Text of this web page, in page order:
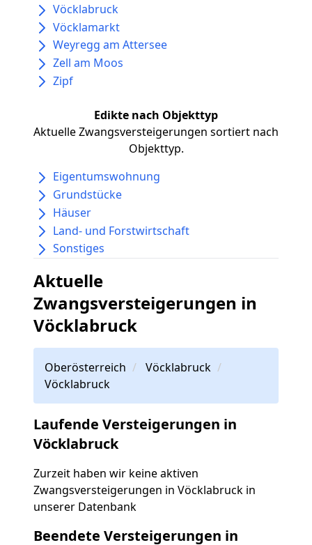
Vöcklabruck
Vöcklamarkt
Weyregg am Attersee
Zell am Moos
Zipf
Edikte nach Objekttyp
Aktuelle Zwangsversteigerungen sortiert nach
Objekttyp.
Eigentumswohnung
Grundstücke
Häuser
Land- und Forstwirtschaft
Sonstiges
Aktuelle
Zwangsversteigerungen in
Vöcklabruck
Oberösterreich
Vöcklabruck
Vöcklabruck
Laufende Versteigerungen in
Vöcklabruck
Zurzeit haben wir keine aktiven
Zwangsversteigerungen in Vöcklabruck in
unserer Datenbank
Beendete Versteigerungen in